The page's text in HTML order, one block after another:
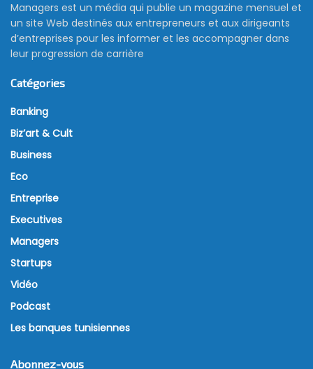
Managers est un média qui publie un magazine mensuel et
un site Web destinés aux entrepreneurs et aux dirigeants
d’entreprises pour les informer et les accompagner dans
leur progression de carrière
Catégories
Banking
Biz’art & Cult
Business
Eco
Entreprise
Executives
Managers
Startups
Vidéo
Podcast
Les banques tunisiennes
Abonnez-vous